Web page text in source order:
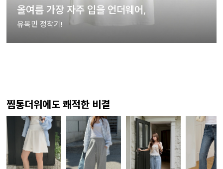
올여름 가장 자주 입을 언더웨어,
유목민 정착기!
찜통더위에도 쾌적한 비결